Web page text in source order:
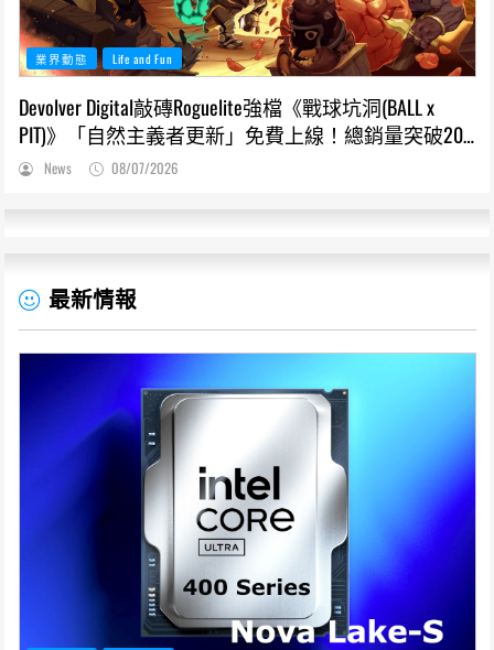
業界動態 Life and Fun
Devolver Digital敲磚Roguelite強檔《戰球坑洞(BALL x
PIT)》「自然主義者更新」免費上線！總銷量突破200
萬份，遊戲史低66折熱銷中
News 08/07/2026
最新情報